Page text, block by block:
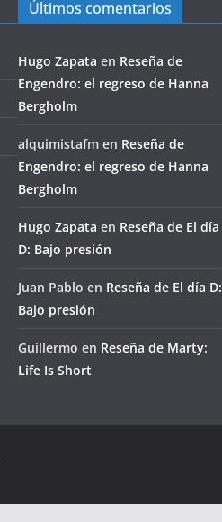
Últimos comentarios
Hugo Zapata en Reseña de
Engendro: el regreso de Hanna
Bergholm
alquimistafm en Reseña de
Engendro: el regreso de Hanna
Bergholm
Hugo Zapata en Reseña de El día
D: Bajo presión
Juan Pablo en Reseña de El día D:
Bajo presión
Guillermo en Reseña de Marty:
Life Is Short